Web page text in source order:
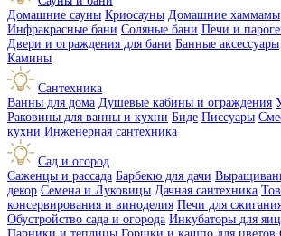
Домашние сауны Криосауны Домашние хаммамы
Инфракрасные бани Соляные бани Печи и
Двери и ограждения для бани Банные аксессуары
Камины
Сантехника
Ванны для дома Душевые кабины и ограждения
Раковины для ванны и кухни Биде Писсуары
кухни Инженерная сантехника
Сад и огород
Саженцы и рассада Барбекю для дачи
декор Семена и Луковицы Дачная сантехника
консервирования и виноделия Печи для
Обустройство сада и огорода Инкубаторы для яиц